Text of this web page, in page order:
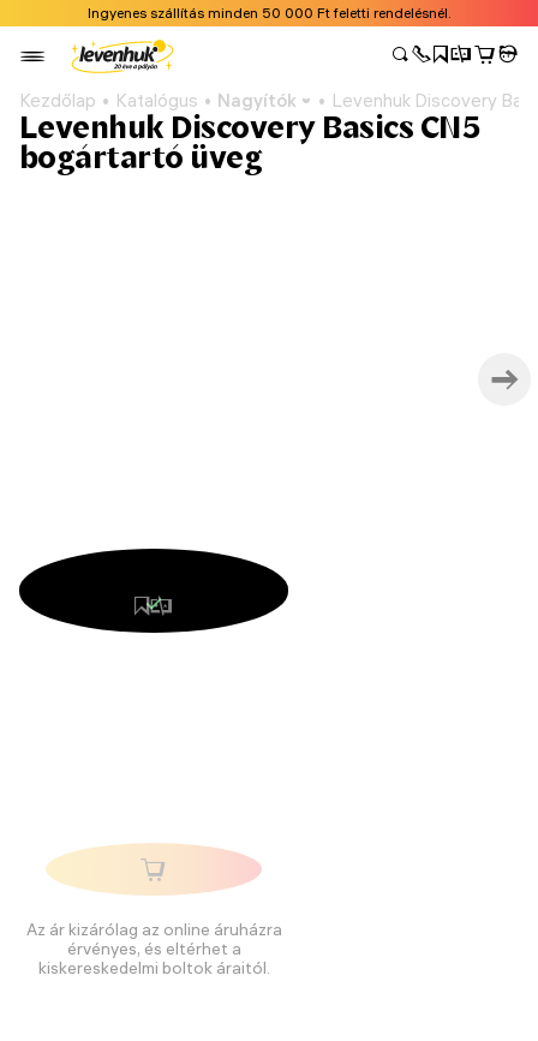
Ingyenes szállítás minden 50 000 Ft feletti rendelésnél.
Kezdőlap Katalógus Nagyítók Levenhuk Discovery
Levenhuk Discovery Basics CN5
bogártartó üveg
Az ár kizárólag az online áruházra
érvényes, és eltérhet a
kiskereskedelmi boltok áraitól.